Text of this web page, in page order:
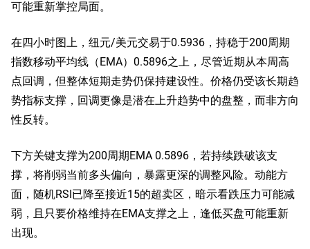
可能重新掌控局面。
在四小时图上，纽元/美元交易于0.5936，持稳于200周期
指数移动平均线（EMA）0.5896之上，尽管近期从本周高
点回调，但整体短期走势仍保持建设性。价格仍受该长期趋
势指标支撑，回调更像是潜在上升趋势中的盘整，而非方向
性反转。
下方关键支撑为200周期EMA 0.5896，若持续跌破该支
撑，将削弱当前多头偏向，暴露更深的调整风险。动能方
面，随机RSI已降至接近15的超卖区，暗示看跌压力可能减
弱，且只要价格维持在EMA支撑之上，逢低买盘可能重新
出现。